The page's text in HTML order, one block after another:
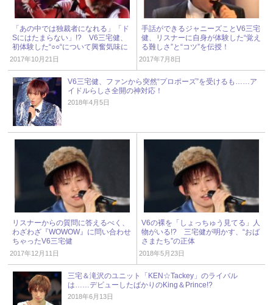
「あの中では独裁者になれる」「ド
Sにはたまらない」!? V6三宅健、
初体験した“○○“について興奮気味に
語る
2017年10月21日
手話ができるジャニーズことV6三宅
健、リスナーに自身が体験した“覚え
る難しさ”と“コツ”を伝授！
2017年7月8日
V6三宅健、ファンから突然“プロポーズ”を受けるも……ア
イドルらしさ全開の神対応！
2018年4月5日
リスナーからの質問に答えるべく、
わざわざ『WOWOW』に問い合わせ
ちゃったV6三宅健
2017年12月11日
V6の裸を「しょっちゅう見てる」人
物がいる!? 三宅健が明かす、“おば
さまたち”の正体
2018年5月23日
三宅＆滝沢のユニット「KEN☆Tackey」のライバル
は……デビューしたばかりのKing＆Prince!?
2018年6月13日